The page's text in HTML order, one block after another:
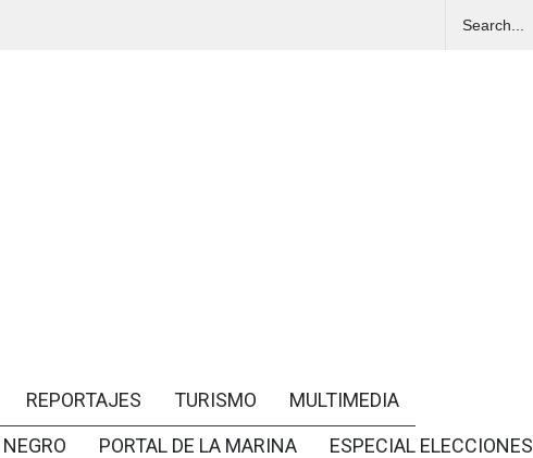
REPORTAJES TURISMO
MULTIMEDIA
PORTAL DE LA MARINA
ESPECIAL ELECCIONES